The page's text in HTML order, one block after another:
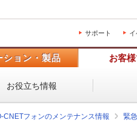
サポート
ション・製品 お客
お役立ち情報
CNETフォンのメンテナンス情報 緊